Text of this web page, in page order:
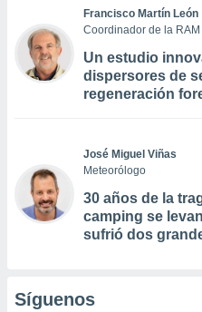
Francisco Martín León
Coordinador de la RAM
Un estudio
dispersores de
regeneración
José Miguel Viñas
Meteorólogo
30 años de la
camping se
sufrió dos
Síguenos